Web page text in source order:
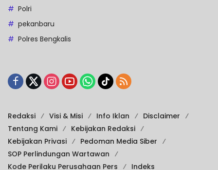
Polri
pekanbaru
Polres Bengkalis
Redaksi Visi & Misi Info Iklan
Disclaimer
Tentang Kami
Kebijakan Redaksi
Kebijakan Privasi
Pedoman Media Siber
SOP Perlindungan Wartawan
Kode Perilaku Perusahaan Pers
Indeks